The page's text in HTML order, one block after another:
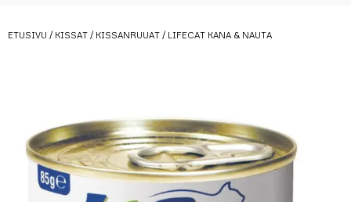
ETUSIVU / KISSAT / KISSANRUUAT / LIFECAT KANA & NAUTA